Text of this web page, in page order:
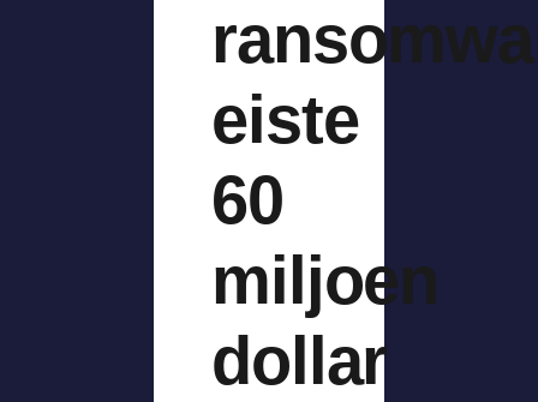
eiste
60
miljoen
dollar